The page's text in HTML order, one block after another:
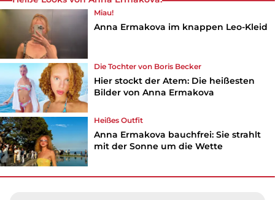
Miau!
Anna Ermakova im knappen Leo-Kleid
Die Tochter von Boris Becker
Hier stockt der Atem: Die heißesten
Bilder von Anna Ermakova
Heißes Outfit
Anna Ermakova bauchfrei: Sie strahlt
mit der Sonne um die Wette